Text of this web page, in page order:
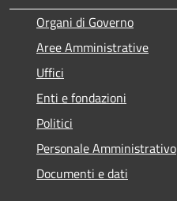
Organi di Governo
Aree Amministrative
Uffici
Enti e fondazioni
Politici
Personale Amministrativo
Documenti e dati